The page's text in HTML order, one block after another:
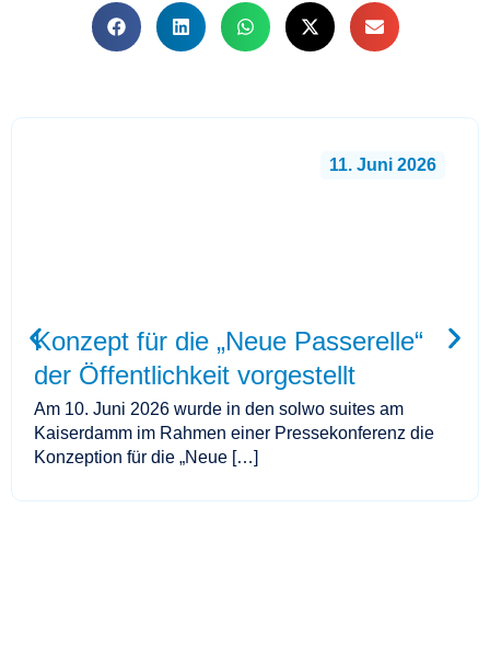
11. Juni 2026
Konzept für die „Neue Passerelle“
der Öffentlichkeit vorgestellt
Am 10. Juni 2026 wurde in den solwo suites am
Kaiserdamm im Rahmen einer Pressekonferenz die
Konzeption für die „Neue […]